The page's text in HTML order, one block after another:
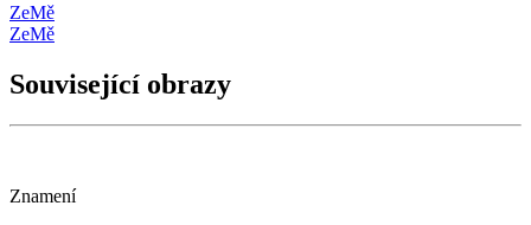
ZeMě
ZeMě
Související obrazy
Znamení